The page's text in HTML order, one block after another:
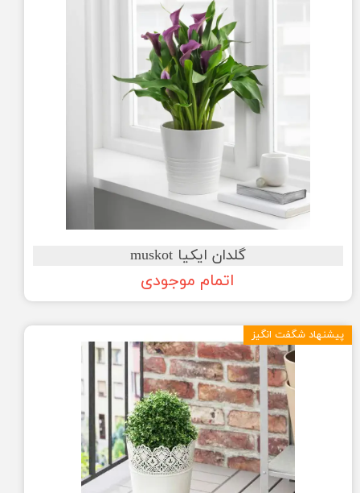
گلدان ایکیا muskot
اتمام موجودی
پیشنهاد شگفت انگیز